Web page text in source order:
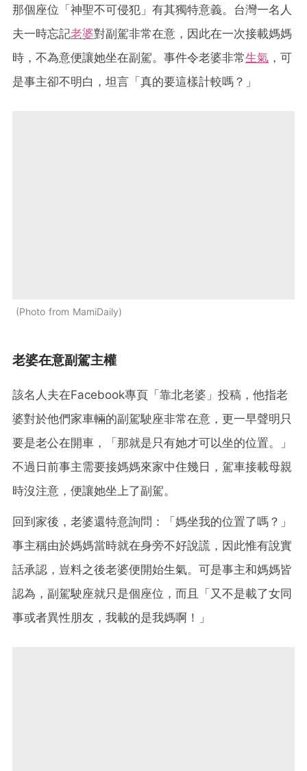
那個座位「神聖不可侵犯」有其獨特意義。台灣一名人
夫一時忘記老婆對副駕非常在意，因此在一次接載媽媽
時，不為意便讓她坐在副駕。事件令老婆非常生氣 ，可
是事主卻不明白，坦言「真的要這樣計較嗎？」
Photo from MamiDaily
老婆在意副駕主權
該名人夫在Facebook專頁「靠北老婆」投稿，他指老
婆對於他們家車輛的副駕駛座非常在意，更一早聲明只
要是老公在開車，「那就是只有她才可以坐的位置。」
不過日前事主需要接媽媽來家中住幾日，駕車接載母親
時沒注意，便讓她坐上了副駕。
回到家後，老婆還特意詢問：「媽坐我的位置了嗎？」
事主稱由於媽媽當時就在身旁不好說謊，因此惟有說實
話承認，豈料之後老婆便開始生氣。可是事主和媽媽皆
認為，副駕駛座就只是個座位，而且「又不是載了女同
事或者異性朋友，我載的是我媽啊！」